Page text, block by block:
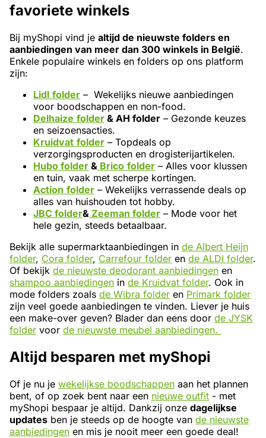
favoriete winkels
Bij myShopi vind je altijd de nieuwste folders en
aanbiedingen van meer dan 300 winkels in België.
Enkele populaire winkels en folders op ons platform
zijn:
Lidl folder – Wekelijks nieuwe aanbiedingen
voor boodschappen en non-food.
Delhaize folder & AH folder – Gezonde keuzes
en seizoensacties.
Kruidvat folder – Topdeals op
verzorgingsproducten en drogisterijartikelen.
Hubo folder & Brico folder – Alles voor klussen
en tuin, vaak met scherpe kortingen.
Action folder – Wekelijks verrassende deals op
alles van huishouden tot hobby.
JBC folder& Zeeman folder – Mode voor het
hele gezin, steeds betaalbaar.
Bekijk alle supermarktaanbiedingen in de Albert Heijn
folder, Cora folder, Carrefour folder en de ALDI folder.
Of bekijk de nieuwste deodorant aanbiedingen en
shampoo aanbiedingen in de Kruidvat folder. Ook in
mode folders zoals de Wibra folder en Primark folder
zijn veel goede aanbiedingen te vinden. Liever je huis
een make-over geven? Blader dan eens door de JYSK
folder voor de nieuwste meubel aanbiedingen.
Altijd besparen met myShopi
Of je nu je wekelijkse boodschappen aan het plannen
bent, of op zoek bent naar een nieuwe outfit - met
myShopi bespaar je altijd. Dankzij onze dagelijkse
updates ben je steeds op de hoogte van de nieuwste
aanbiedingen en mis je nooit meer een goede deal!